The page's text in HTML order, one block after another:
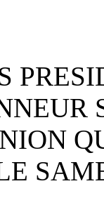
TOUS
PRE-